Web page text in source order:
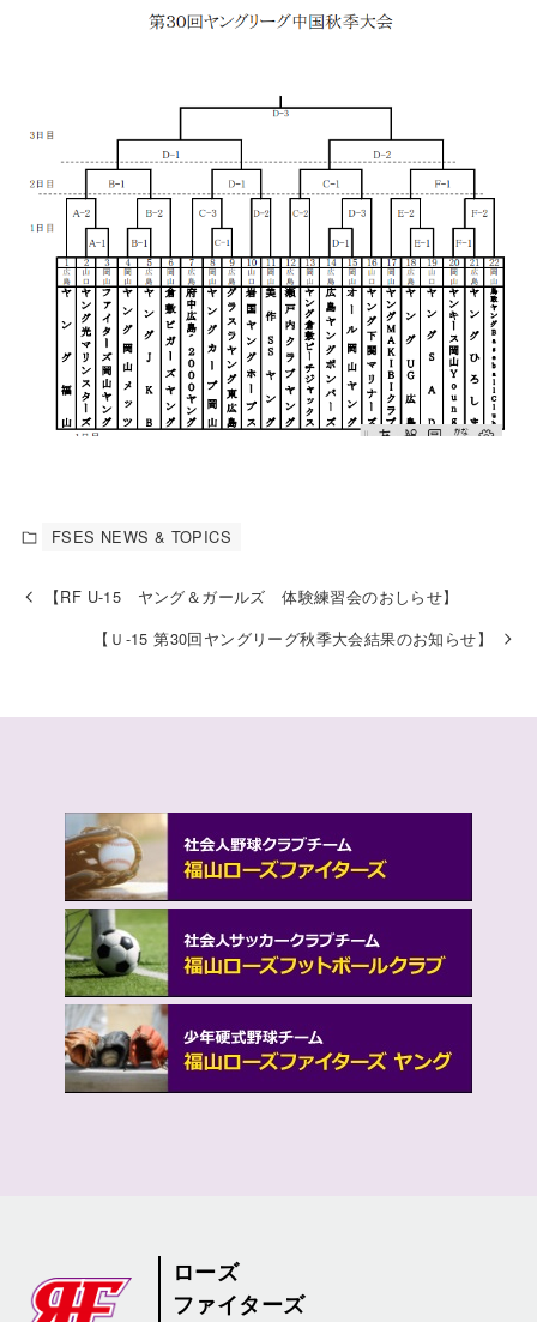
FSES NEWS & TOPICS
【RF U-15 ヤング＆ガールズ 体験練習会のおしらせ】
【Ｕ-15 第30回ヤングリーグ秋季大会結果のお知らせ】
ローズ
ファイターズ